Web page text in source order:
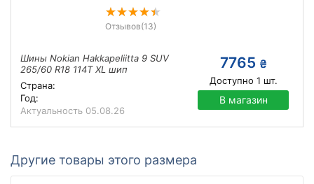
Отзывов(13)
Шины Nokian Hakkapeliitta 9 SUV
265/60 R18 114T XL шип
Страна:
Год:
Актуальность 05.08.26
7765 ₴
Доступно 1 шт.
В магазин
Другие товары этого размера